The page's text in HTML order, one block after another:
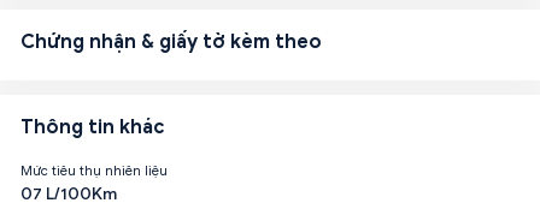
Chứng nhận & giấy tờ kèm theo
Thông tin khác
Mức tiêu thụ nhiên liệu
07 L/100Km